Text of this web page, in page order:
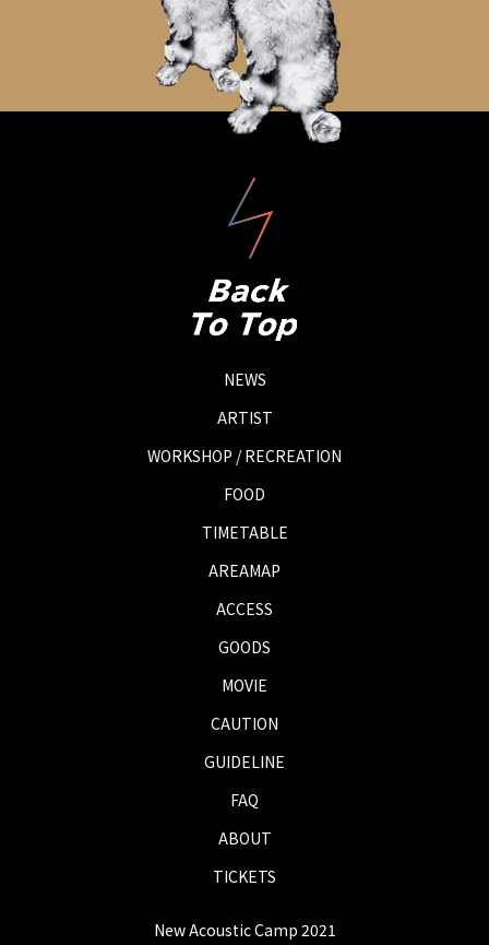
NEWS
ARTIST
WORKSHOP / RECREATION
FOOD
TIMETABLE
AREAMAP
ACCESS
GOODS
MOVIE
CAUTION
GUIDELINE
FAQ
ABOUT
TICKETS
New Acoustic Camp 2021